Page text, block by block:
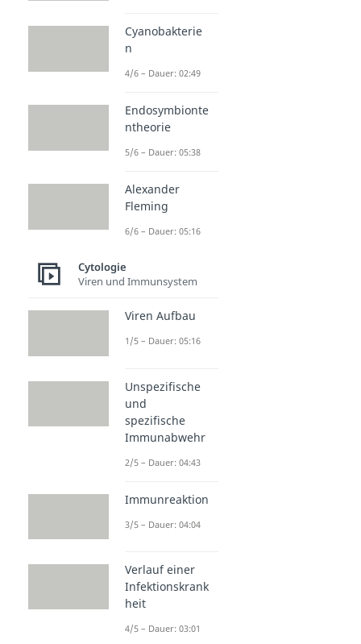
Cyanobakterie
n
4/6 – Dauer: 02:49
Endosymbionte
ntheorie
5/6 – Dauer: 05:38
Alexander
Fleming
6/6 – Dauer: 05:16
Cytologie
Viren und Immunsystem
Viren Aufbau
1/5 – Dauer: 05:16
Unspezifische
und
spezifische
Immunabwehr
2/5 – Dauer: 04:43
Immunreaktion
3/5 – Dauer: 04:04
Verlauf einer
Infektionskrank
heit
4/5 – Dauer: 03:01